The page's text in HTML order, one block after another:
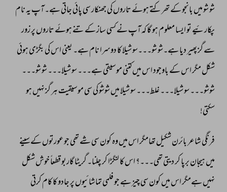
شو شو میں بانجو کے تھرکتے ہوئے تاروں کی جھنکار سی پائی جاتی ہے۔ آپ یہ نام
پکارئیے تو ایسا معلوم ہو گا کہ آپ نے کسی ساز کے تنے ہوئے تاروں پر زور
سے گز پھیر دیا ہے۔شو شو۔۔۔سو شیلا کا دوسرا نام ہے۔ یعنی اس کی بگڑی ہوئی
شکل مگر اس کے باوجود اس میں کتنی موسیقی ہے۔۔۔ سو شیلا۔۔۔ شو شو۔۔۔
شوشو۔۔۔ سو شیلا۔۔۔ غلط۔۔۔ سو شیلا میں شوشو کی سی موسیقیت ہر گز نہیں ہو
سکتی!
فرنگی شاعر بائرن شکیل تھامگر اس میں وہ کون سی شے تھی جو عورتوں کے سینے
میں ہیجان برپا کر دیتی تھی۔۔۔؟ اس کا لنگڑا کر چلنا۔ گریٹا گاربو قطعاً خوش شکل
نہیں ہےمگر اس میں کون سی چیز ہے جو فلمی تماشائیوں پر جادو کا کام کرتی